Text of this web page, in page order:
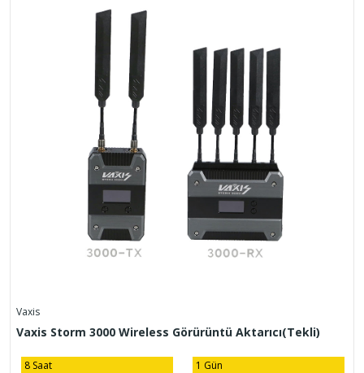
Vaxis
Vaxis Storm 3000 Wireless Görürüntü Aktarıcı(Tekli)
8 Saat 1 Gün